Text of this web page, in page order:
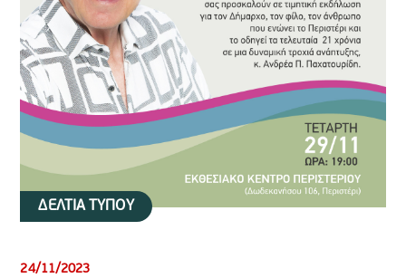
ΔΕΛΤΙΑ ΤΥΠΟΥ
24/11/2023